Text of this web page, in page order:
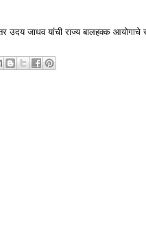
उदय जाधव यांची राज्य बालहक्क